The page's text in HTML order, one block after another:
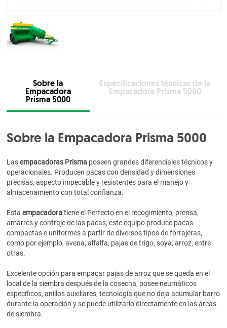
Sobre la
Empacadora
Prisma 5000
Especificaciones técnicas de la
Empacadora Prisma 5000
Sobre la Empacadora Prisma 5000
Lasempacadoras Prisma poseen grandes diferenciales técnicos y
operacionales. Producen pacas con densidad y dimensiones
precisas, aspecto impecable y resistentes para el manejo y
almacenamiento con total confianza.
Estaempacadoratiene el Perfecto en el recogimiento, prensa,
amarres y contraje de las pacas, este equipo produce pacas
compactas e uniformes a partir de diversos tipos de forrajeras,
como por ejemplo, avena, alfalfa, pajas de trigo, soya, arroz, entre
otras.
Excelente opción para empacar pajas de arroz que se queda en el
local de la siembra después de la cosecha, posee neumáticos
específicos, anillos auxiliares, tecnología que no deja acumular barro
durante la operación y se puede utilizarlo directamente en las áreas
de siembra.